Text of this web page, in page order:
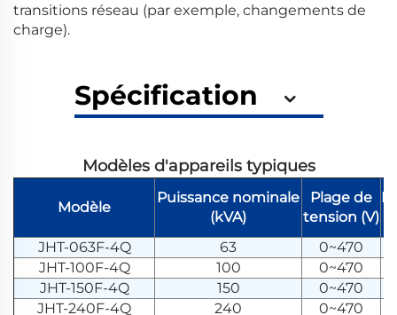
transitions réseau (par exemple, changements de
charge).
Spécification
Modèles d'appareils typiques
Modèle
Puissance nominale
(kVA)
Plage de
tension (V)
JHT-063F-4Q 63
0~470
JHT-100F-4Q
100
0~470
JHT-150F-4Q
150
0~470
JHT-240F-4Q
240 0~470